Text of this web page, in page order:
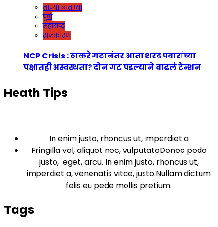
ताज्या बातम्या
पुणे
महाराष्ट्र
राजकारण
NCP Crisis : ठाकरे गटानंतर आता शरद पवारांच्या
पक्षातही अस्वस्थता? दोन गट पडल्याने वाढलं टेन्शन
Heath Tips
In enim justo, rhoncus ut, imperdiet a
Fringilla vel, aliquet nec, vulputateDonec pede
justo, eget, arcu. In enim justo, rhoncus ut,
imperdiet a, venenatis vitae, justo.Nullam dictum
felis eu pede mollis pretium.
Tags